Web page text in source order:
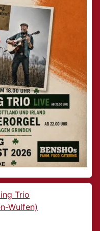
Trio
Wulfen)